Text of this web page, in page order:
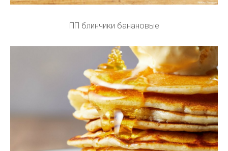
ПП блинчики банановые